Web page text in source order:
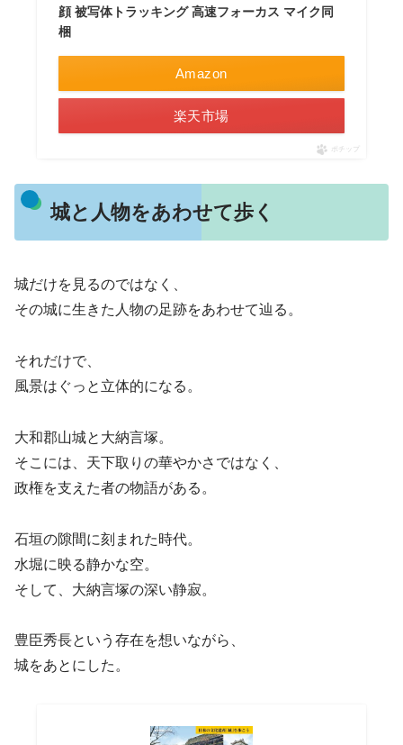
顔 被写体トラッキング 高速フォーカス マイク同
梱
Amazon
楽天市場
ポチップ
城と人物をあわせて歩く
城だけを見るのではなく、
その城に生きた人物の足跡をあわせて辿る。
それだけで、
風景はぐっと立体的になる。
大和郡山城と大納言塚。
そこには、天下取りの華やかさではなく、
政権を支えた者の物語がある。
石垣の隙間に刻まれた時代。
水堀に映る静かな空。
そして、大納言塚の深い静寂。
豊臣秀長という存在を想いながら、
城をあとにした。